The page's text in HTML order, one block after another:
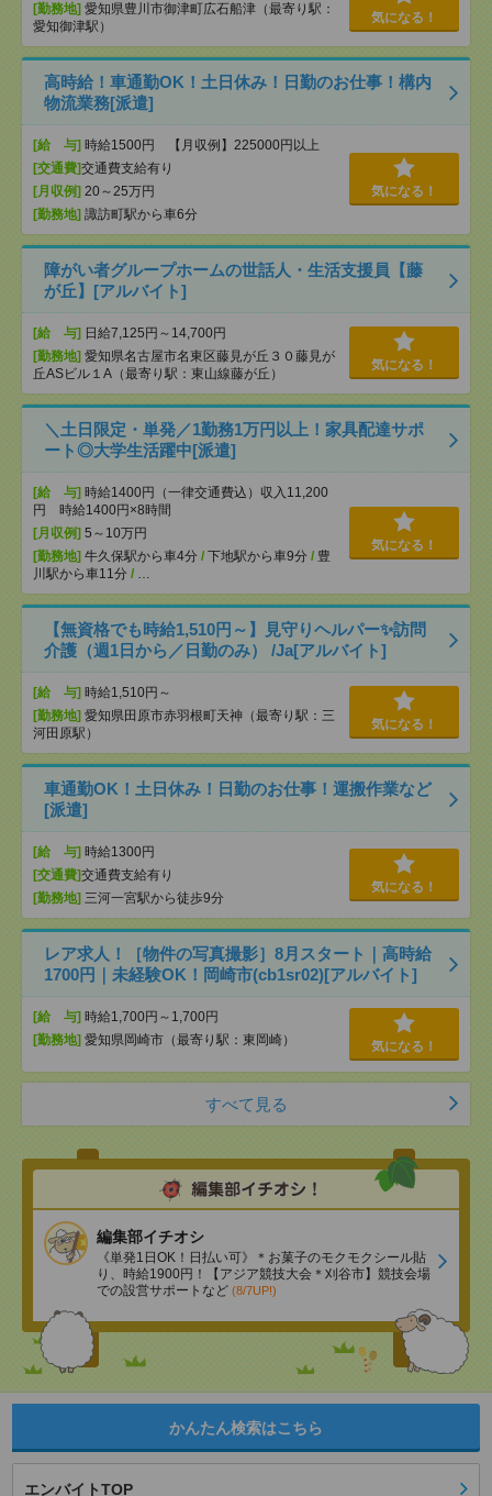
[勤務地] 愛知県豊川市御津町広石船津（最寄り駅：
愛知御津駅）
気になる！
高時給！車通勤OK！土日休み！日勤のお仕事！構内
物流業務[派遣]
[給 与] 時給1500円 【月収例】225000円以上
[交通費]交通費支給有り
[月収例] 20～25万円
[勤務地] 諏訪町駅から車6分
気になる！
障がい者グループホームの世話人・生活支援員【藤
が丘】[アルバイト]
[給 与] 日給7,125円～14,700円
[勤務地] 愛知県名古屋市名東区藤見が丘３０藤見が
丘ASビル１A（最寄り駅：東山線藤が丘）
気になる！
＼土日限定・単発／1勤務1万円以上！家具配達サポ
ート◎大学生活躍中[派遣]
[給 与] 時給1400円（一律交通費込）収入11,200
円 時給1400円×8時間
[月収例] 5～10万円
[勤務地] 牛久保駅から車4分 / 下地駅から車9分 / 豊
川駅から車11分 / …
気になる！
【無資格でも時給1,510円～】見守りヘルパー✨訪問
介護（週1日から／日勤のみ） /Ja[アルバイト]
[給 与] 時給1,510円～
[勤務地] 愛知県田原市赤羽根町天神（最寄り駅：三
河田原駅）
気になる！
車通勤OK！土日休み！日勤のお仕事！運搬作業など
[派遣]
[給 与] 時給1300円
[交通費]交通費支給有り
[勤務地] 三河一宮駅から徒歩9分
気になる！
レア求人！［物件の写真撮影］8月スタート｜高時給
1700円｜未経験OK！岡崎市(cb1sr02)[アルバイト]
[給 与] 時給1,700円～1,700円
[勤務地] 愛知県岡崎市（最寄り駅：東岡崎） 気になる！
すべて見る
編集部イチオシ
《単発1日OK！日払い可》＊お菓子のモクモクシール貼
り、時給1900円！【アジア競技大会＊刈谷市】競技会場
での設営サポートなど (8/7UP!)
かんたん検索はこちら
エンバイトTOP